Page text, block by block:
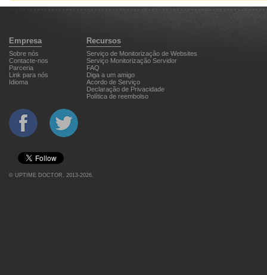
Empresa
Sobre nós
Contacte-nos
Parceria
Link para nós
Idioma
Recursos
Serviço de Monitorização de Websites
Serviço Monitorização Servidor
FAQ
Diga a um amigo
Acordo de Serviço
Declaração de Privacidade
Política de reembolso
© UPTIME DOCTOR , 2013-2026.